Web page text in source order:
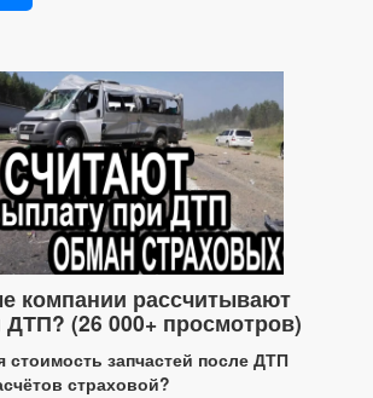
компании рассчитывают
(26 000+ просмотров)
стоимость запчастей после ДТП
страховой?